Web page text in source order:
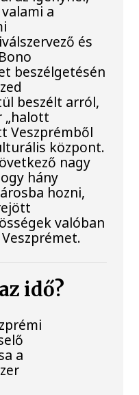
a
és
beszélgetésén
beszélt arról,
„halott
Veszprémből
központ.
nagy
hány
hozni,
valóban
idő?
a